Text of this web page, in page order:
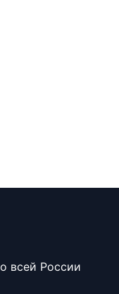
всей России